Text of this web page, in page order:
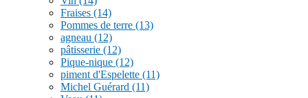
Fraises (14)
Pommes de terre (13)
agneau (12)
pâtisserie (12)
Pique-nique (12)
piment d'Espelette (11)
Michel Guérard (11)